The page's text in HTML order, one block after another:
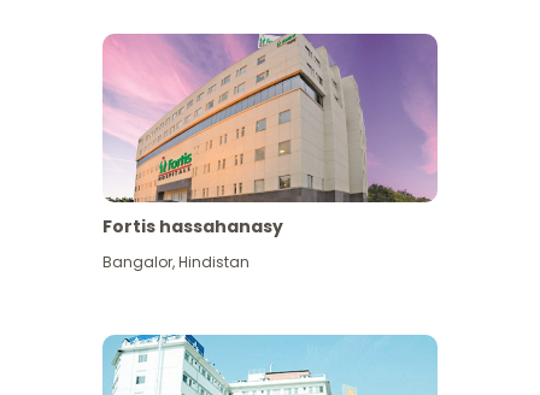
Fortis hassahanasy
Bangalor,Hindistan